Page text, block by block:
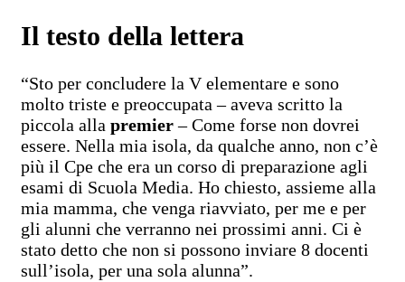
Il testo della lettera
“Sto per concludere la V elementare e sono
molto triste e preoccupata – aveva scritto la
piccola alla premier– Come forse non dovrei
essere. Nella mia isola, da qualche anno, non c’è
più il Cpe che era un corso di preparazione agli
esami di Scuola Media. Ho chiesto, assieme alla
mia mamma, che venga riavviato, per me e per
gli alunni che verranno nei prossimi anni. Ci è
stato detto che non si possono inviare 8 docenti
sull’isola, per una sola alunna”.